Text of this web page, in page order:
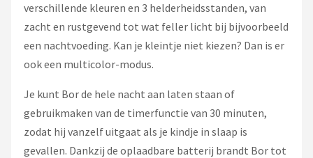
verschillende kleuren en 3 helderheidsstanden, van
zacht en rustgevend tot wat feller licht bij bijvoorbeeld
een nachtvoeding. Kan je kleintje niet kiezen? Dan is er
ook een multicolor-modus.
Je kunt Bor de hele nacht aan laten staan of
gebruikmaken van de timerfunctie van 30 minuten,
zodat hij vanzelf uitgaat als je kindje in slaap is
gevallen. Dankzij de oplaadbare batterij brandt Bor tot